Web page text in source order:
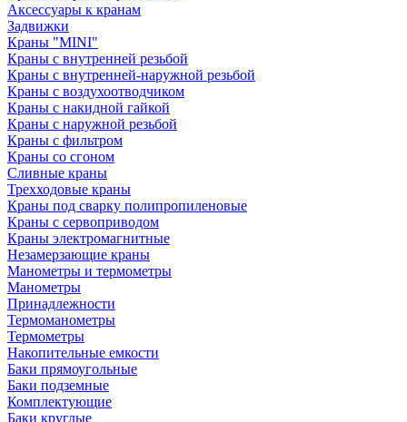
Аксессуары к кранам
Задвижки
Краны "MINI"
Краны с внутренней резьбой
Краны с внутренней-наружной резьбой
Краны с воздухоотводчиком
Краны с накидной гайкой
Краны с наружной резьбой
Краны с фильтром
Краны со сгоном
Сливные краны
Трехходовые краны
Краны под сварку полипропиленовые
Краны с сервоприводом
Краны электромагнитные
Незамерзающие краны
Манометры и термометры
Манометры
Принадлежности
Термоманометры
Термометры
Накопительные емкости
Баки прямоугольные
Баки подземные
Комплектующие
Баки круглые